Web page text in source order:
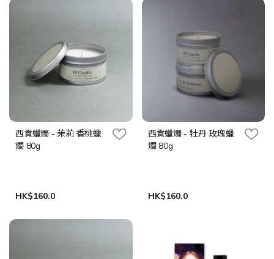
西貢蠟燭 - 茉莉 香桃蠟
燭 80g
HK$160.0
西貢蠟燭 - 牡丹 玫瑰蠟
燭 80g
HK$160.0